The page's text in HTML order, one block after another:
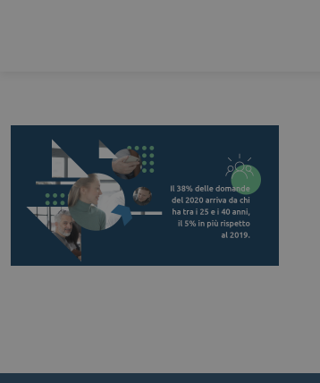
Cosa facciamo
Piattaforme
Industry
News e Media
Contattaci